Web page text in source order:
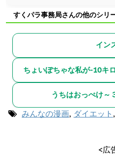
すくパラ事務局さんの他のシリ
イン
ちょいぽちゃな私が-10キ
うちはおっぺけ～
みんなの漫画, ダイエット ,
<広